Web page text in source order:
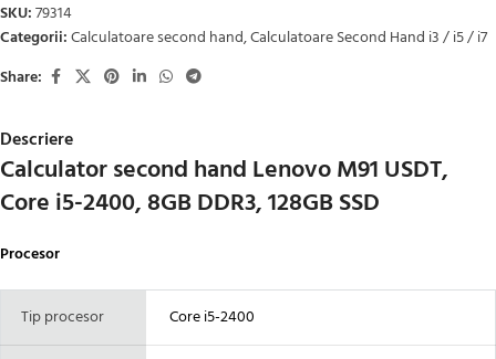
SKU:79314
Categorii:Calculatoare second hand,Calculatoare Second Hand i3 / i5 / i7
Share:
Descriere
Calculator second hand Lenovo M91 USDT,
Core i5-2400, 8GB DDR3, 128GB SSD
Procesor
Tip procesor Core i5-2400